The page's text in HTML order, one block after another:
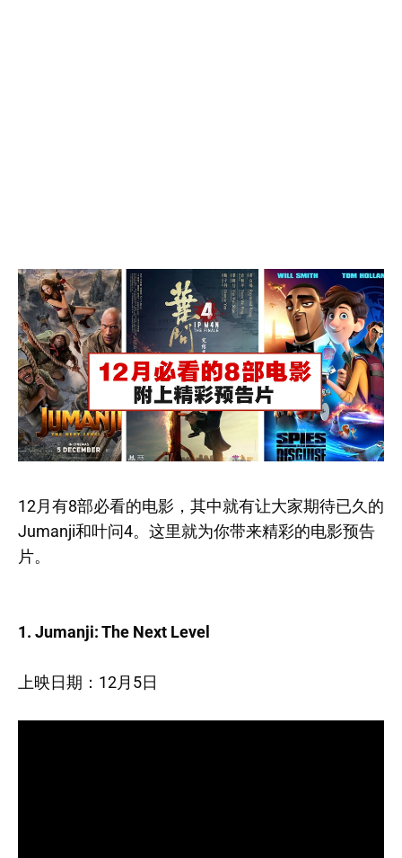
12月有8部必看的电影，其中就有让大家期待已久的
Jumanji和叶问4。这里就为你带来精彩的电影预告
片。
1. Jumanji: The Next Level
上映日期：12月5日